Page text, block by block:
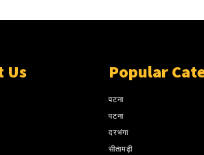
Us Popular
पटना
पटना
दरभंगा
सीतामढ़ी